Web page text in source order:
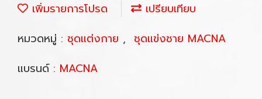
เพิ่มรายการโปรด
เปรียบเทียบ
หมวดหมู่ : ชุดแต่งกาย , ชุดแข่งชาย MACNA
แบรนด์ : MACNA